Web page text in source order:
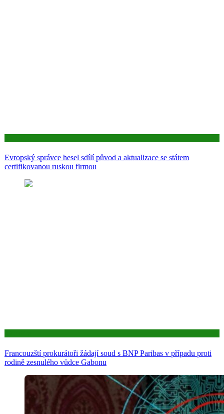
Evropský správce hesel sdílí původ a aktualizace se státem
certifikovanou ruskou firmou
Francouzští prokurátoři žádají soud s BNP Paribas v případu proti
rodině zesnulého vůdce Gabonu